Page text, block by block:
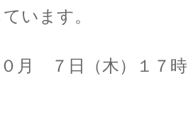
います。
月 ７日（木）１７時